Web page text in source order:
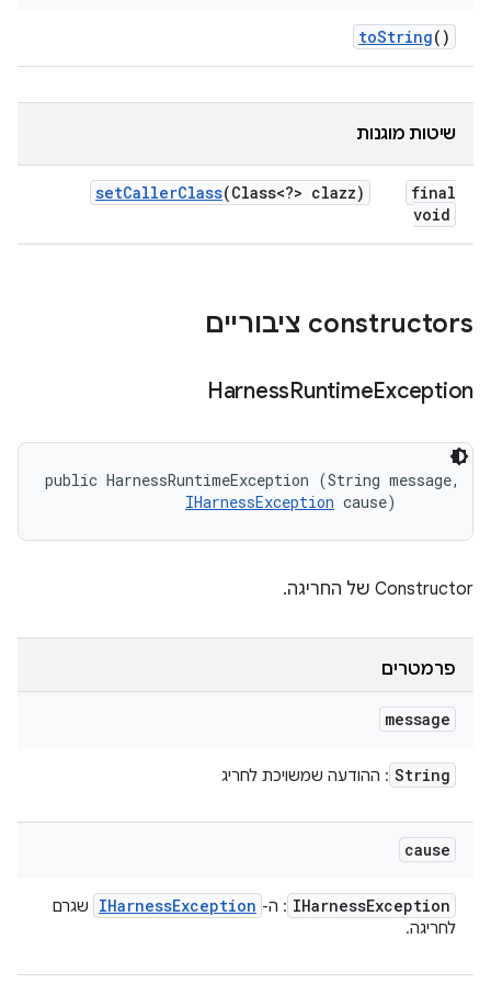
toString()
שיטות מוגנות
final
void
setCallerClass(Class<?> clazz)
‫constructors ציבוריים
HarnessRuntimeException
public HarnessRuntimeException (String message,
IHarnessException cause)
Constructor של החריגה.
פרמטרים
message
String : ההודעה שמשויכת לחריג
cause
IHarnessException : ה- IHarnessException
שגרם
לחריגה.